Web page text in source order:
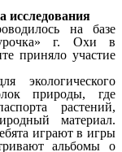
исследования
на базе
г. Охи в
приняло участие
экологического
природы, где
растений,
материал.
играют в игры
альбомы о